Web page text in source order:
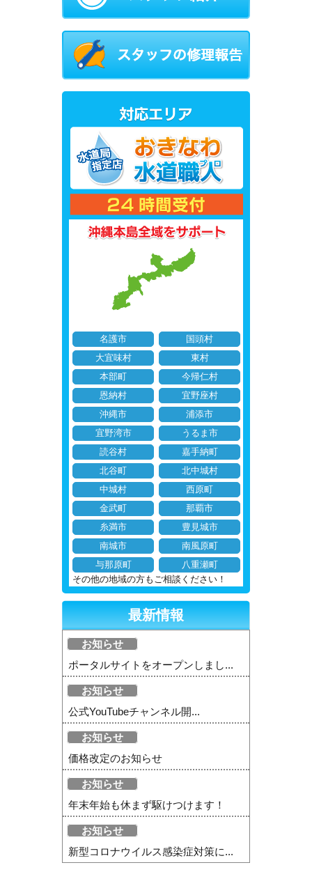
名護市
国頭村
大宜味村
東村
本部町
今帰仁村
恩納村
宜野座村
沖縄市
浦添市
宜野湾市
うるま市
読谷村
嘉手納町
北谷町
北中城村
中城村
西原町
金武町
那覇市
糸満市
豊見城市
南城市
南風原町
与那原町
八重瀬町
その他の地域の方もご相談ください！
最新情報
お知らせ
ポータルサイトをオープンしまし...
お知らせ
公式YouTubeチャンネル開...
お知らせ
価格改定のお知らせ
お知らせ
年末年始も休まず駆けつけます！
お知らせ
新型コロナウイルス感染症対策に...